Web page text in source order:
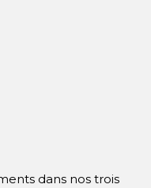
dans nos trois